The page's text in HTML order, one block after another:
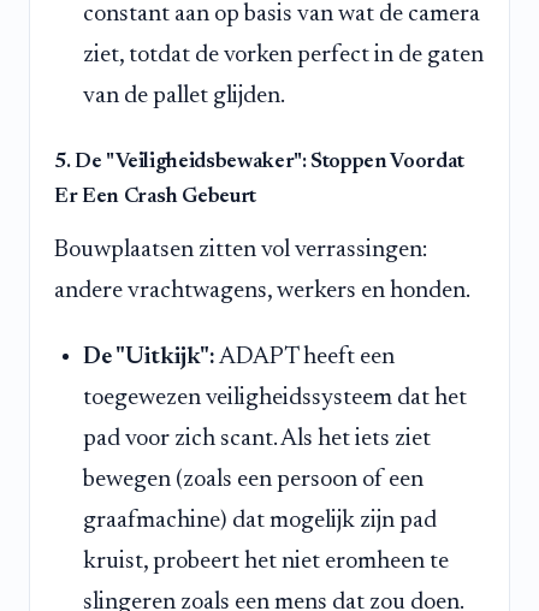
constant aan op basis van wat de camera
ziet, totdat de vorken perfect in de gaten
van de pallet glijden.
5. De "Veiligheidsbewaker": Stoppen Voordat
Er Een Crash Gebeurt
Bouwplaatsen zitten vol verrassingen:
andere vrachtwagens, werkers en honden.
De "Uitkijk": ADAPT heeft een
toegewezen veiligheidssysteem dat het
pad voor zich scant. Als het iets ziet
bewegen (zoals een persoon of een
graafmachine) dat mogelijk zijn pad
kruist, probeert het niet eromheen te
slingeren zoals een mens dat zou doen.